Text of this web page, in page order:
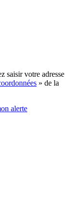
saisir votre adresse
» de la
alerte